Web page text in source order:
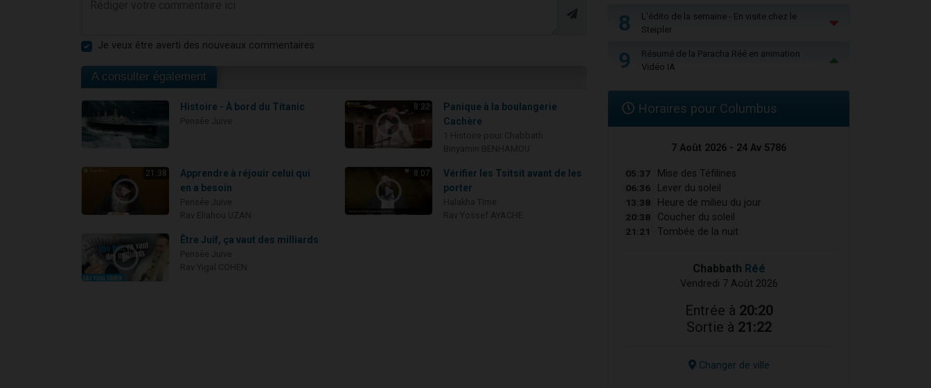
Je veux être averti des nouveaux commentaires
A consulter également
Histoire - À bord du Titanic 8:22
Panique à la boulangerie
Cachère
21:38
Apprendre à réjouir celui qui
en a besoin
8:07
Vérifier les Tsitsit avant de les
porter
Être Juif, ça vaut des milliards
8
L'édito de la semaine - En visite chez le
Steipler
9
Résumé de la Paracha Réé en animation
Vidéo IA
Horaires pour Columbus
7 Août 2026 - 24 Av 5786
05:37 Mise des Téfilines
06:36 Lever du soleil
13:38 Heure de milieu du jour
20:38 Coucher du soleil
21:21 Tombée de la nuit
Chabbath Réé
Vendredi 7 Août 2026
Entrée à 20:20
Sortie à 21:22
Changer de ville